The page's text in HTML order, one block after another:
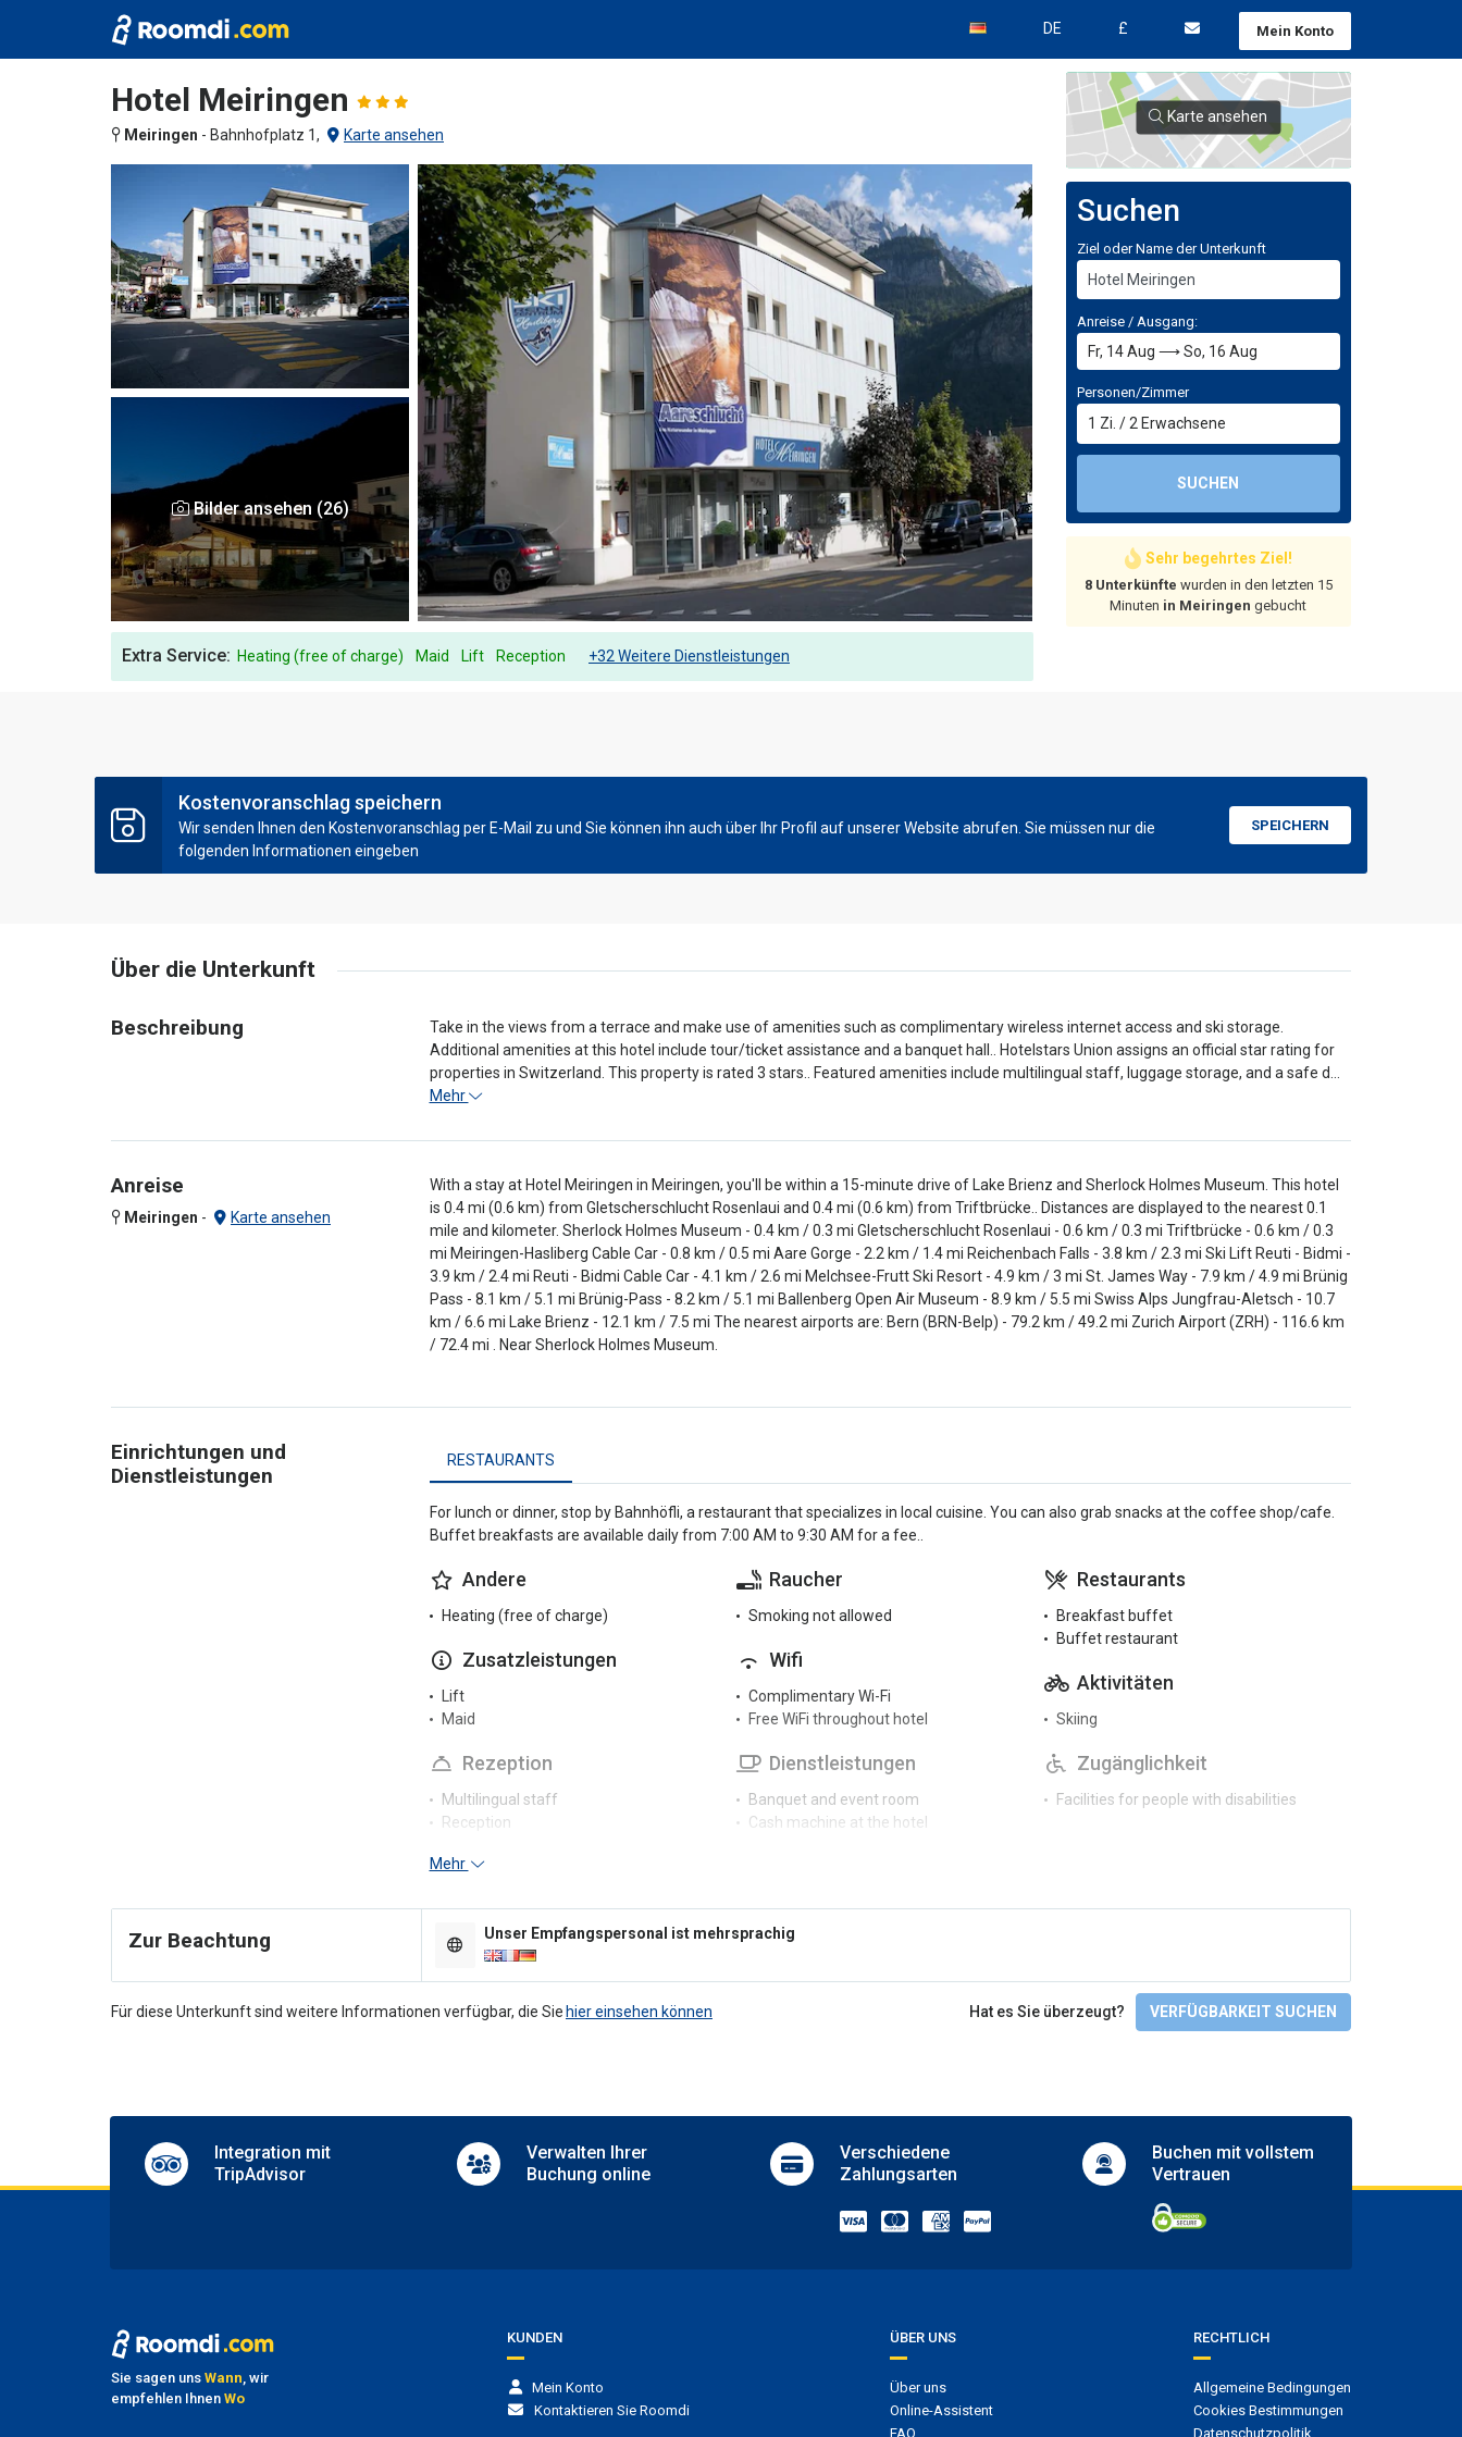
DE £ Mein Konto
Hotel Meiringen
Meiringen - Bahnhofplatz 1, Karte ansehen
Bilder ansehen (26)
Extra Service: Heating (free of charge) Maid Lift Reception +32 Weitere Dienstleistungen
Karte ansehen
Suchen
Ziel oder Name der Unterkunft
Anreise / Ausgang:
Personen/Zimmer
1 Zi. /2 Erwachsene
SUCHEN
Sehr begehrtes Ziel!
8 Unterkünfte wurden in den letzten 15
Minuten in Meiringen gebucht
Kostenvoranschlag speichern
Wir senden Ihnen den Kostenvoranschlag per E-Mail zu und Sie können ihn auch über Ihr Profil auf unserer Website abrufen. Sie müssen nur die
folgenden Informationen eingeben
SPEICHERN
Über die Unterkunft
Beschreibung
Take in the views from a terrace and make use of amenities such as complimentary wireless internet access and ski storage.
Additional amenities at this hotel include tour/ticket assistance and a banquet hall.. Hotelstars Union assigns an official star rating for
properties in Switzerland. This property is rated 3 stars.. Featured amenities include multilingual staff, luggage storage, and a safe d…
Mehr
Anreise
Meiringen - Karte ansehen
With a stay at Hotel Meiringen in Meiringen, you'll be within a 15-minute drive of Lake Brienz and Sherlock Holmes Museum. This hotel
is 0.4 mi (0.6 km) from Gletscherschlucht Rosenlaui and 0.4 mi (0.6 km) from Triftbrücke.. Distances are displayed to the nearest 0.1
mile and kilometer. Sherlock Holmes Museum - 0.4 km / 0.3 mi Gletscherschlucht Rosenlaui - 0.6 km / 0.3 mi Triftbrücke - 0.6 km / 0.3
mi Meiringen-Hasliberg Cable Car - 0.8 km / 0.5 mi Aare Gorge - 2.2 km / 1.4 mi Reichenbach Falls - 3.8 km / 2.3 mi Ski Lift Reuti - Bidmi -
3.9 km / 2.4 mi Reuti - Bidmi Cable Car - 4.1 km / 2.6 mi Melchsee-Frutt Ski Resort - 4.9 km / 3 mi St. James Way - 7.9 km / 4.9 mi Brünig
Pass - 8.1 km / 5.1 mi Brünig-Pass - 8.2 km / 5.1 mi Ballenberg Open Air Museum - 8.9 km / 5.5 mi Swiss Alps Jungfrau-Aletsch - 10.7
km / 6.6 mi Lake Brienz - 12.1 km / 7.5 mi The nearest airports are: Bern (BRN-Belp) - 79.2 km / 49.2 mi Zurich Airport (ZRH) - 116.6 km
/ 72.4 mi . Near Sherlock Holmes Museum.
Einrichtungen und
Dienstleistungen
RESTAURANTS
For lunch or dinner, stop by Bahnhöfli, a restaurant that specializes in local cuisine. You can also grab snacks at the coffee shop/cafe.
Buffet breakfasts are available daily from 7:00 AM to 9:30 AM for a fee..
Andere
Heating (free of charge)
Zusatzleistungen
Lift
Maid
Rezeption
Multilingual staff
Reception
Parkplatz
Parking (extra charge)
Airport transfer
Raucher
Smoking not allowed
Wifi
Complimentary Wi-Fi
Free WiFi throughout hotel
Dienstleistungen
Banquet and event room
Cash machine at the hotel
Newspapers
Safe
Sale of tickets
Restaurants
Breakfast buffet
Buffet restaurant
Aktivitäten
Skiing
Zugänglichkeit
Facilities for people with disabilities
Mehr
Zur Beachtung Unser Empfangspersonal ist mehrsprachig
Für diese Unterkunft sind weitere Informationen verfügbar, die Sie hier einsehen können Hat es Sie überzeugt? VERFÜGBARKEIT SUCHEN
Integration mit
TripAdvisor
Verwalten Ihrer
Buchung online
Verschiedene
Zahlungsarten
Buchen mitvollstem
Vertrauen
Sie sagen uns Wann , wir
empfehlen Ihnen Wo
KUNDEN
Mein Konto
Kontaktieren Sie Roomdi
ÜBER UNS
Über uns
Online-Assistent
FAQ
RECHTLICH
Allgemeine Bedingungen
Cookies Bestimmungen
Datenschutzpolitik